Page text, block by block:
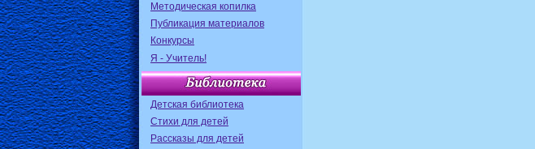
Методическая копилка
Публикация материалов
Конкурсы
Я - Учитель!
Детская библиотека
Стихи для детей
Рассказы для детей